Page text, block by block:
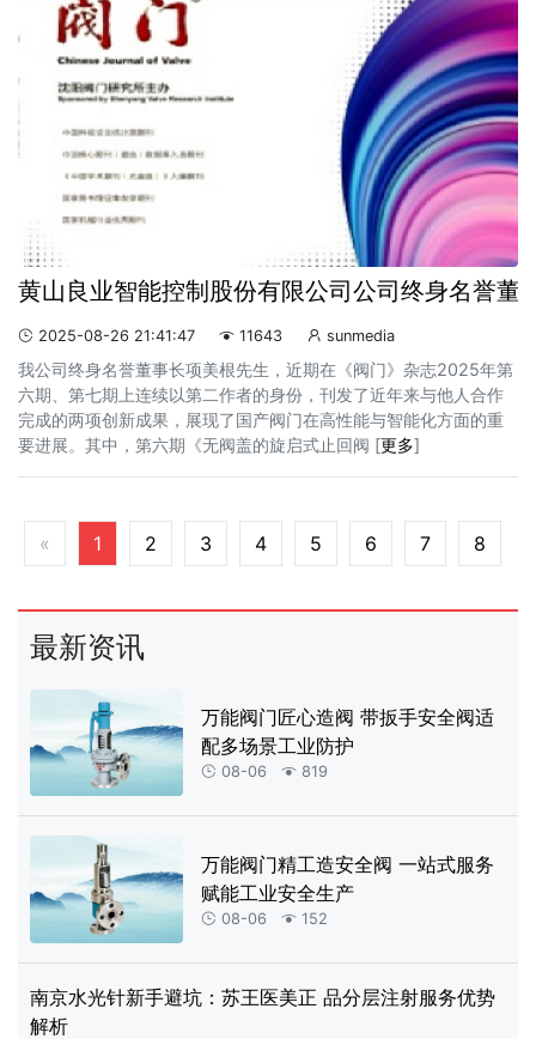
黄山良业智能控制股份有限公司公司终身名誉董
 2025-08-26 21:41:47  11643  sunmedia
我公司终身名誉董事长项美根先生，近期在《阀门》杂志2025年第
六期、第七期上连续以第二作者的身份，刊发了近年来与他人合作
完成的两项创新成果，展现了国产阀门在高性能与智能化方面的重
要进展。其中，第六期《无阀盖的旋启式止回阀 [更多]
« 1 2 3 4 5 6 7 8
最新资讯
万能阀门匠心造阀 带扳手安全阀适
配多场景工业防护
 08-06 819
万能阀门精工造安全阀 一站式服务
赋能工业安全生产
 08-06 152
南京水光针新手避坑：苏王医美正 品分层注射服务优势
解析